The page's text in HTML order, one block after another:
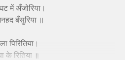
शरणागत,
गुरु जी तोहरी दुवरिया ॥
में अँजोरिया।
बँसुरिया ॥
पिरितिया।
के रितिया ॥